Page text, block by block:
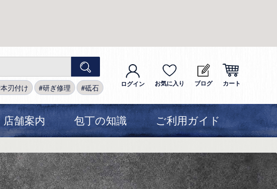
本刃付け 研ぎ修理 砥石 ログイン お気に入り ブログ カート
店舗案内 包丁の知識 ご利用ガイド